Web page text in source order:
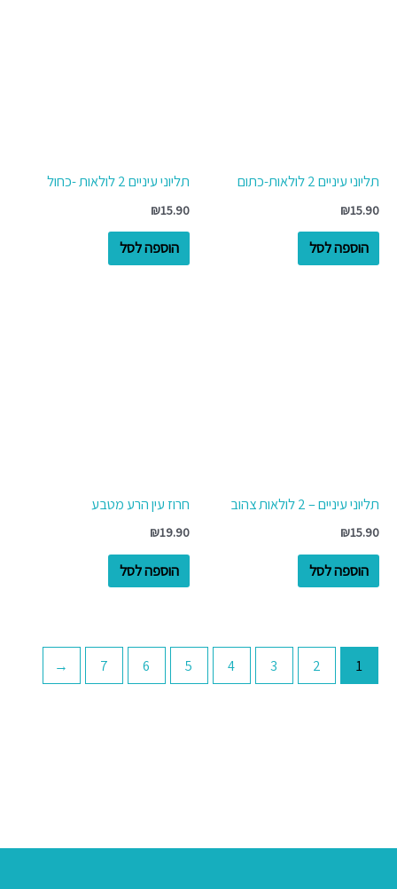
תליוני עיניים 2 לולאות-כתום
₪15.90
הוספה לסל
תליוני עיניים 2 לולאות -כחול
₪15.90
הוספה לסל
תליוני עיניים – 2 לולאות צהוב
₪15.90
הוספה לסל
חרוז עין הרע מטבע
₪19.90
הוספה לסל
1
2
3
4
5
6
7
←